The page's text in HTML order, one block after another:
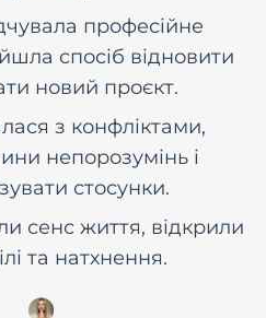
професiйне
спосiб вiдновити
новий проєкт.
з конфлiктами,
непорозумiнь i
стосунки.
сенс життя, вiдкрили
та натхнення.